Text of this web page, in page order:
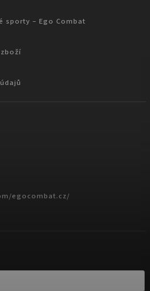
sporty – Ego Combat
egocombat.cz/